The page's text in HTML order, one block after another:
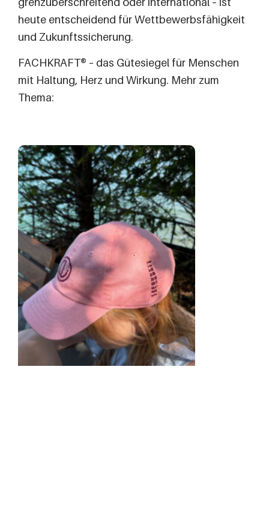
heute entscheidend für Wettbewerbsfähigkeit
und Zukunftssicherung.
FACHKRAFT® – das Gütesiegel für Menschen
mit Haltung, Herz und Wirkung. Mehr zum
Thema: